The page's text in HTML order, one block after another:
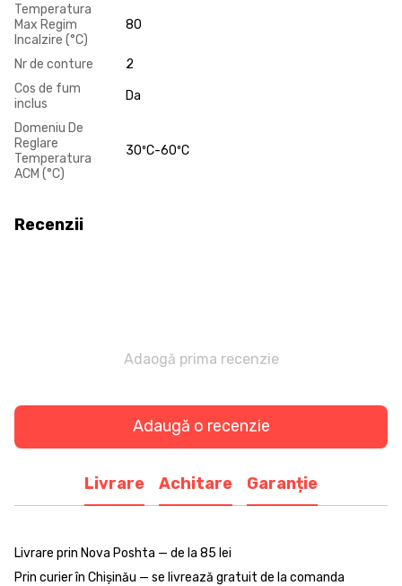
Temperatura
Max Regim
Incalzire (°C)
80
Nr de conture
2
Cos de fum
inclus
Da
Domeniu De
Reglare
Temperatura
ACM (°C)
30ºC-60ºC
Recenzii
Adaogă prima recenzie
Adaugă o recenzie
Livrare Achitare Garanție
Livrare prin Nova Poshta — de la 85 lei
Prin curier în Chișinău — se livrează gratuit de la comanda